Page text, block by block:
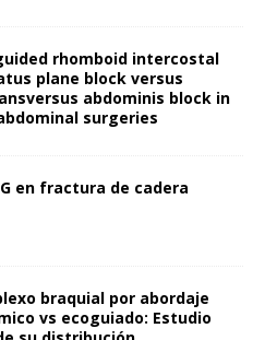
rhomboid intercostal
plane block versus
abdominis block in
surgeries
en fractura de cadera
braquial por abordaje
vs ecoguiado: Estudio